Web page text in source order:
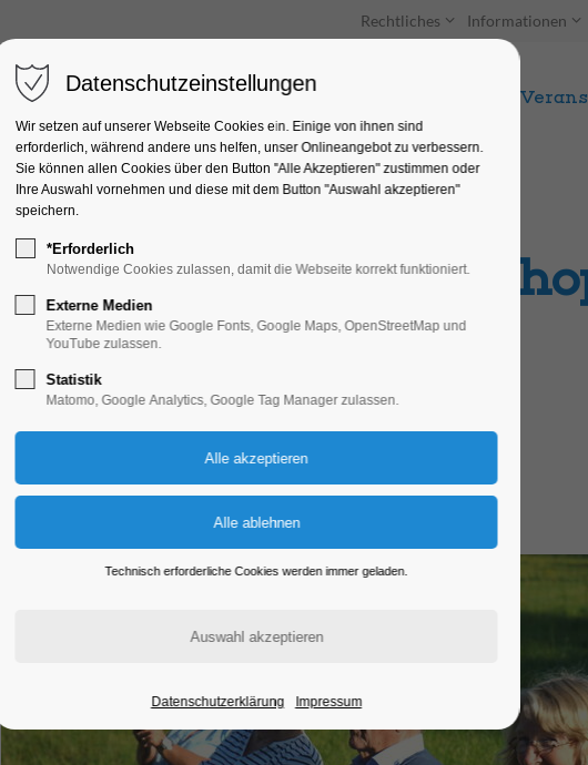
Rechtliches Informationen
Unterkünfte Entdecken & Erleben
Impro-
Traumschüff
Mitmach-Aktion, Theater, Bühne
18.07.2026, 10:30–12:00
Eintritt frei
Datenschutzeinstellungen
Wir setzen auf unserer Webseite Cookies ein. Einige von ihnen sind
erforderlich, während andere uns helfen, unser Onlineangebot zu verbessern.
Sie können allen Cookies über den Button "Alle Akzeptieren" zustimmen oder
Ihre Auswahl vornehmen und diese mit dem Button "Auswahl akzeptieren"
speichern.
*Erforderlich
Notwendige Cookies zulassen, damit die Webseite korrekt funktioniert.
Externe Medien
Externe Medien wie Google Fonts, Google Maps, OpenStreetMap und
YouTube zulassen.
Statistik
Matomo, Google Analytics, Google Tag Manager zulassen.
Technisch erforderliche Cookies werden immer geladen.
Datenschutzerklärung Impressum